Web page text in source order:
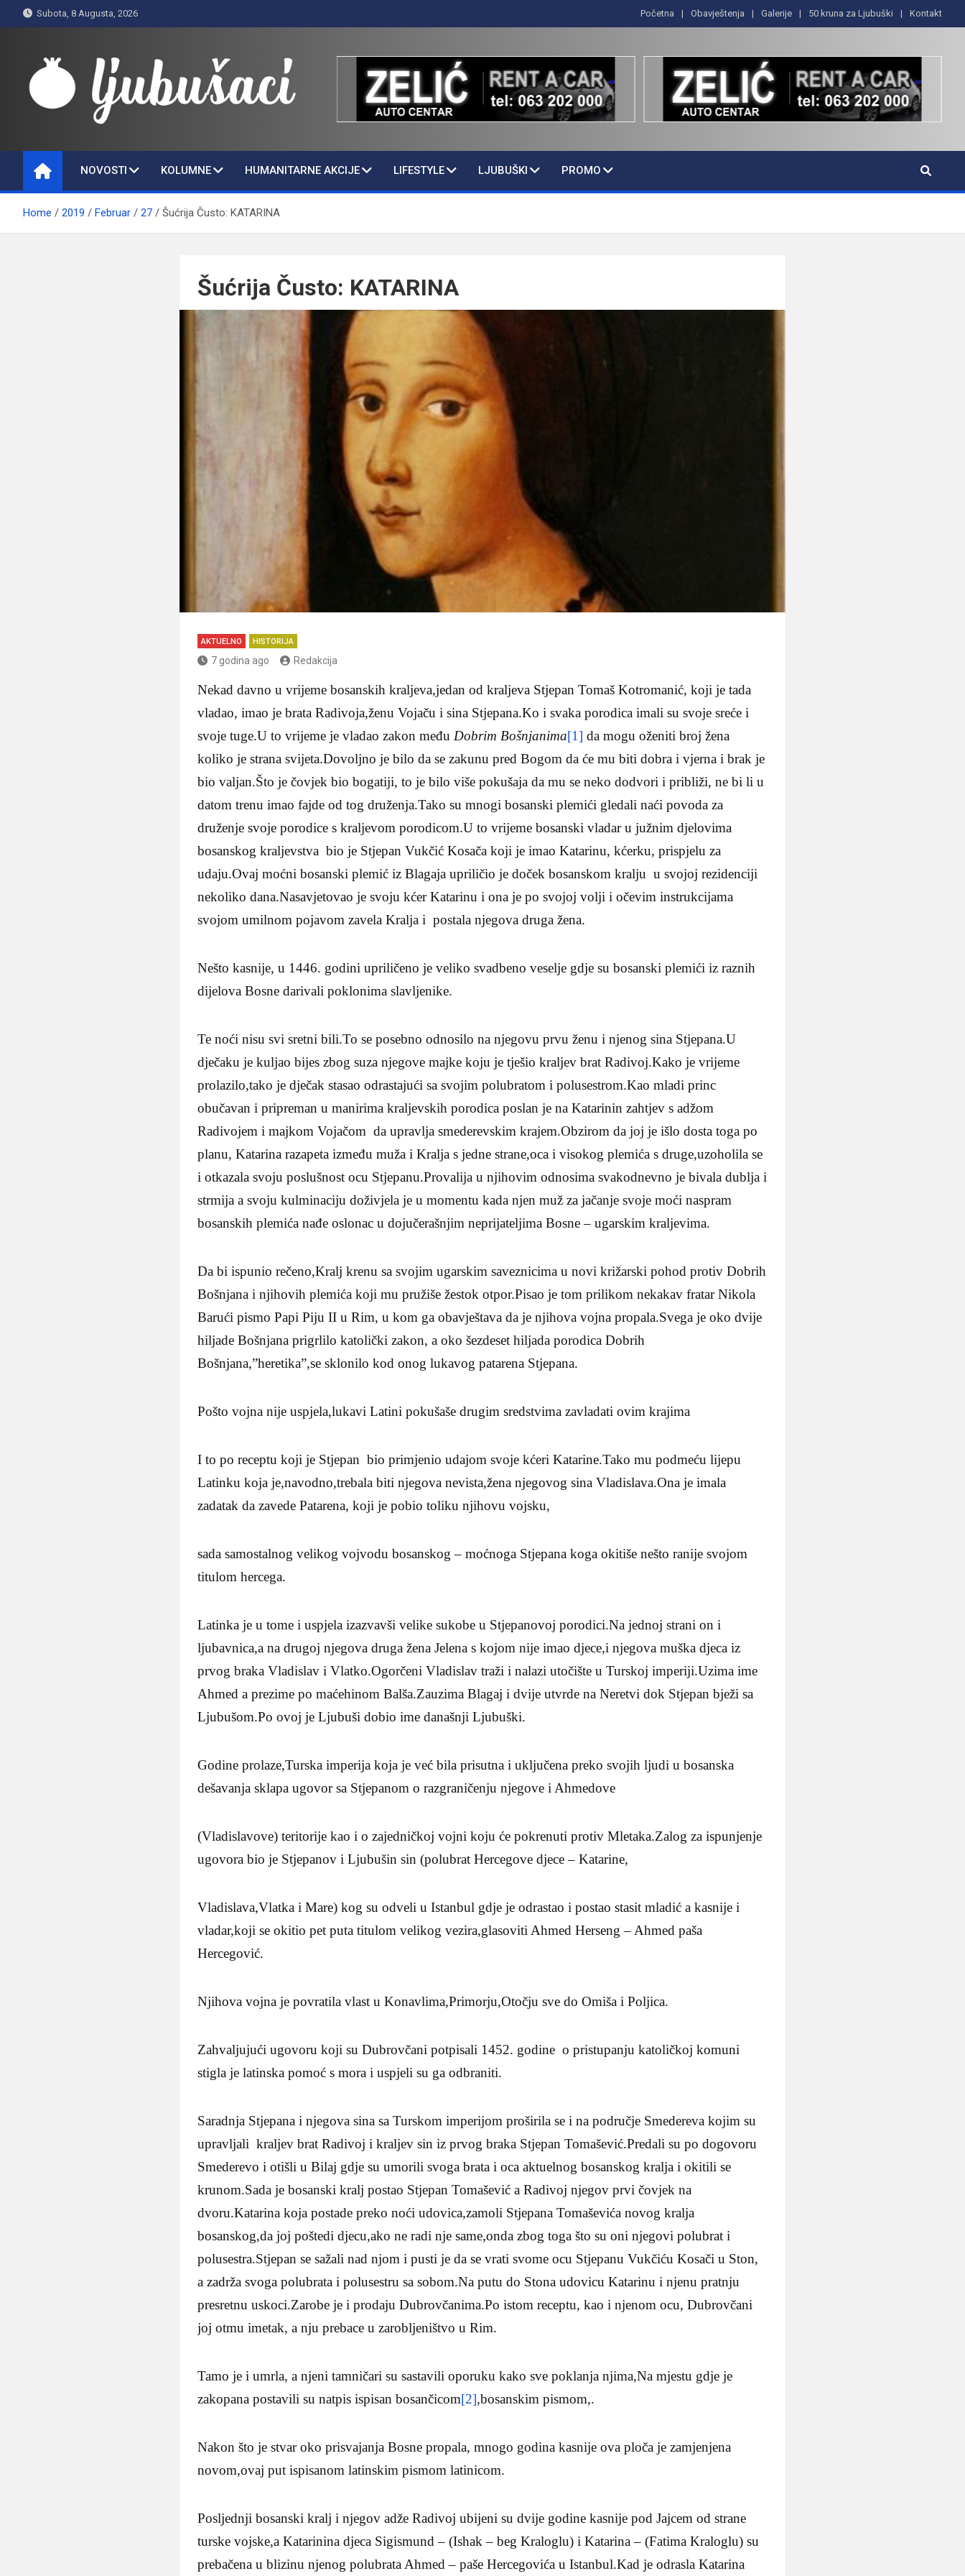
to
Subota, 8 Augusta, 2026 Početna Obavještenja Galerije 50 kruna za Ljubuški Kontakt
Ljubušaci
NOVOSTI KOLUMNE HUMANITARNE AKCIJE LIFESTYLE LJUBUŠKI PROMO
Home 2019 Februar 27 Šućrija Čusto: KATARINA
Šućrija Čusto: KATARINA
AKTUELNO HISTORIJA
7 godina ago Redakcija
Nekad davno u vrijeme bosanskih kraljeva,jedan od kraljeva Stjepan Tomaš Kotromanić, koji je tada
vladao, imao je brata Radivoja,ženu Vojaču i sina Stjepana.Ko i svaka porodica imali su svoje sreće i
svoje tuge.U to vrijeme je vladao zakon međuDobrim Bošnjanima[1] da mogu oženiti broj žena
koliko je strana svijeta.Dovoljno je bilo da se zakunu pred Bogom da će mu biti dobra i vjerna i brak je
bio valjan.Što je čovjek bio bogatiji, to je bilo više pokušaja da mu se neko dodvori i približi, ne bi li u
datom trenu imao fajde od tog druženja.Tako su mnogi bosanski plemići gledali naći povoda za
druženje svoje porodice s kraljevom porodicom.U to vrijeme bosanski vladar u južnim djelovima
bosanskog kraljevstva bio je Stjepan Vukčić Kosača koji je imao Katarinu, kćerku, prispjelu za
udaju.Ovaj moćni bosanski plemić iz Blagaja upriličio je doček bosanskom kralju u svojoj rezidenciji
nekoliko dana.Nasavjetovao je svoju kćer Katarinu i ona je po svojoj volji i očevim instrukcijama
svojom umilnom pojavom zavela Kralja i postala njegova druga žena.
Nešto kasnije, u 1446. godini upriličeno je veliko svadbeno veselje gdje su bosanski plemići iz raznih
dijelova Bosne darivali poklonima slavljenike.
Te noći nisu svi sretni bili.To se posebno odnosilo na njegovu prvu ženu i njenog sina Stjepana.U
dječaku je kuljao bijes zbog suza njegove majke koju je tješio kraljev brat Radivoj.Kako je vrijeme
prolazilo,tako je dječak stasao odrastajući sa svojim polubratom i polusestrom.Kao mladi princ
obučavan i pripreman u manirima kraljevskih porodica poslan je na Katarinin zahtjev s adžom
Radivojem i majkom Vojačom da upravlja smederevskim krajem.Obzirom da joj je išlo dosta toga po
planu, Katarina razapeta između muža i Kralja s jedne strane,oca i visokog plemića s druge,uzoholila se
i otkazala svoju poslušnost ocu Stjepanu.Provalija u njihovim odnosima svakodnevno je bivala dublja i
strmija a svoju kulminaciju doživjela je u momentu kada njen muž za jačanje svoje moći naspram
bosanskih plemića nađe oslonac u dojučerašnjim neprijateljima Bosne – ugarskim kraljevima.
Da bi ispunio rečeno,Kralj krenu sa svojim ugarskim saveznicima u novi križarski pohod protiv Dobrih
Bošnjana i njihovih plemića koji mu pružiše žestok otpor.Pisao je tom prilikom nekakav fratar Nikola
Barući pismo Papi Piju II u Rim, u kom ga obavještava da je njihova vojna propala.Svega je oko dvije
hiljade Bošnjana prigrlilo katolički zakon, a oko šezdeset hiljada porodica Dobrih
Bošnjana,”heretika”,se sklonilo kod onog lukavog patarena Stjepana.
Pošto vojna nije uspjela,lukavi Latini pokušaše drugim sredstvima zavladati ovim krajima
I to po receptu koji je Stjepan bio primjenio udajom svoje kćeri Katarine.Tako mu podmeću lijepu
Latinku koja je,navodno,trebala biti njegova nevista,žena njegovog sina Vladislava.Ona je imala
zadatak da zavede Patarena, koji je pobio toliku njihovu vojsku,
sada samostalnog velikog vojvodu bosanskog – moćnoga Stjepana koga okitiše nešto ranije svojom
titulom hercega.
Latinka je u tome i uspjela izazvavši velike sukobe u Stjepanovoj porodici.Na jednoj strani on i
ljubavnica,a na drugoj njegova druga žena Jelena s kojom nije imao djece,i njegova muška djeca iz
prvog braka Vladislav i Vlatko.Ogorčeni Vladislav traži i nalazi utočište u Turskoj imperiji.Uzima ime
Ahmed a prezime po maćehinom Balša.Zauzima Blagaj i dvije utvrde na Neretvi dok Stjepan bježi sa
Ljubušom.Po ovoj je Ljubuši dobio ime današnji Ljubuški.
Godine prolaze,Turska imperija koja je već bila prisutna i uključena preko svojih ljudi u bosanska
dešavanja sklapa ugovor sa Stjepanom o razgraničenju njegove i Ahmedove
(Vladislavove) teritorije kao i o zajedničkoj vojni koju će pokrenuti protiv Mletaka.Zalog za ispunjenje
ugovora bio je Stjepanov i Ljubušin sin (polubrat Hercegove djece – Katarine,
Vladislava,Vlatka i Mare) kog su odveli u Istanbul gdje je odrastao i postao stasit mladić a kasnije i
vladar,koji se okitio pet puta titulom velikog vezira,glasoviti Ahmed Herseng – Ahmed paša
Hercegović.
Njihova vojna je povratila vlast u Konavlima,Primorju,Otočju sve do Omiša i Poljica.
Zahvaljujući ugovoru koji su Dubrovčani potpisali 1452. godine o pristupanju katoličkoj komuni
stigla je latinska pomoć s mora i uspjeli su ga odbraniti.
Saradnja Stjepana i njegova sina sa Turskom imperijom proširila se i na područje Smedereva kojim su
upravljali kraljev brat Radivoj i kraljev sin iz prvog braka Stjepan Tomašević.Predali su po dogovoru
Smederevo i otišli u Bilaj gdje su umorili svoga brata i oca aktuelnog bosanskog kralja i okitili se
krunom.Sada je bosanski kralj postao Stjepan Tomašević a Radivoj njegov prvi čovjek na
dvoru.Katarina koja postade preko noći udovica,zamoli Stjepana Tomaševića novog kralja
bosanskog,da joj poštedi djecu,ako ne radi nje same,onda zbog toga što su oni njegovi polubrat i
polusestra.Stjepan se sažali nad njom i pusti je da se vrati svome ocu Stjepanu Vukčiću Kosači u Ston,
a zadrža svoga polubrata i polusestru sa sobom.Na putu do Stona udovicu Katarinu i njenu pratnju
presretnu uskoci.Zarobe je i prodaju Dubrovčanima.Po istom receptu, kao i njenom ocu, Dubrovčani
joj otmu imetak, a nju prebace u zarobljeništvo u Rim.
Tamo je i umrla, a njeni tamničari su sastavili oporuku kako sve poklanja njima,Na mjestu gdje je
zakopana postavili su natpis ispisan bosančicom[2],bosanskim pismom,.
Nakon što je stvar oko prisvajanja Bosne propala, mnogo godina kasnije ova ploča je zamjenjena
novom,ovaj put ispisanom latinskim pismom latinicom.
Posljednji bosanski kralj i njegov adže Radivoj ubijeni su dvije godine kasnije pod Jajcem od strane
turske vojske,a Katarinina djeca Sigismund – (Ishak – beg Kraloglu) i Katarina – (Fatima Kraloglu) su
prebačena u blizinu njenog polubrata Ahmed – paše Hercegovića u Istanbul.Kad je odrasla Katarina